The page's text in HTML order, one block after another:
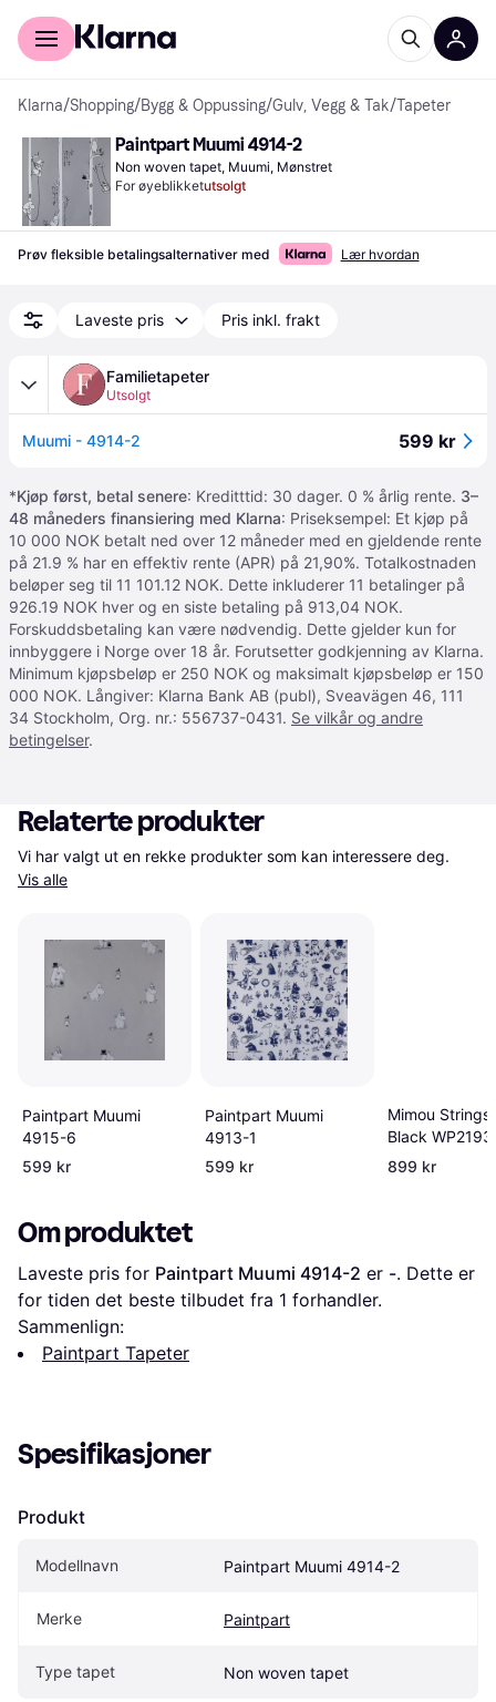
For kunder
Klarna/Shopping/Bygg & Oppussing/Gulv, Vegg & Tak/Tapeter
Paintpart Muumi 4914-2
Non woven tapet, Muumi, Mønstret
For øyeblikketutsolgt
Prøv fleksible betalingsalternativer med Lær hvordan
Laveste pris Pris inkl. frakt
Familietapeter
Utsolgt
Muumi - 4914-2 599 kr
*Kjøp først, betal senere: Kreditttid: 30 dager. 0 % årlig rente. 3–
48 måneders finansiering med Klarna: Priseksempel: Et kjøp på
10 000 NOK betalt ned over 12 måneder med en gjeldende rente
på 21.9 % har en effektiv rente (APR) på 21,90%. Totalkostnaden
beløper seg til 11 101.12 NOK. Dette inkluderer 11 betalinger på
926.19 NOK hver og en siste betaling på 913,04 NOK.
Forskuddsbetaling kan være nødvendig. Dette gjelder kun for
innbyggere i Norge over 18 år. Forutsetter godkjenning av Klarna.
Minimum kjøpsbeløp er 250 NOK og maksimalt kjøpsbeløp er 150
000 NOK. Långiver: Klarna Bank AB (publ), Sveavägen 46, 111
34 Stockholm, Org. nr.: 556737-0431. Se vilkår og andre
betingelser.
Relaterte produkter
Vis alle
Paintpart Muumi
4915-6
599 kr
Paintpart Muumi
4913-1
599 kr
Mimou Strings
Black WP2193
899 kr
Om produktet
Laveste pris for Paintpart Muumi 4914-2 er -. Dette er
for tiden det beste tilbudet fra 1 forhandler.
Sammenlign:
Paintpart Tapeter
Spesifikasjoner
Produkt
Modellnavn Paintpart Muumi 4914-2
Merke Paintpart
Type tapet Non woven tapet